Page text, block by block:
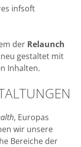
infsoft
der Relaunch
gestaltet mit
Inhalten.
, Europas
wir unsere
Bereiche der